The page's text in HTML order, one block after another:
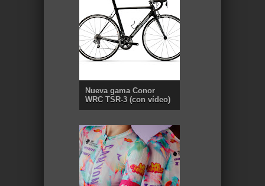
Nueva gama Conor
WRC TSR-3 (con vídeo)